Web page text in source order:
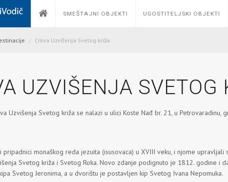
SMEŠTAJNI OBJEKTI UGOSTITELJSKI OBJEKTI
Crkva Uzvišenja Svetog križa
UZVIŠENJA SVETOG
Uzvišenja Svetog križa se nalazi u ulici Koste Nađ br. 21, u Petrovaradinu,
pripadnici monaškog reda jezuita (isusovaca) u XVIII veku, i njome
Svetog križa i Svetog Roka. Novo zdanje podignuto je 1812. godine i
Svetog Jeronima, a u dvorištu je postavljen kip Svetog Ivana Nepomuka.